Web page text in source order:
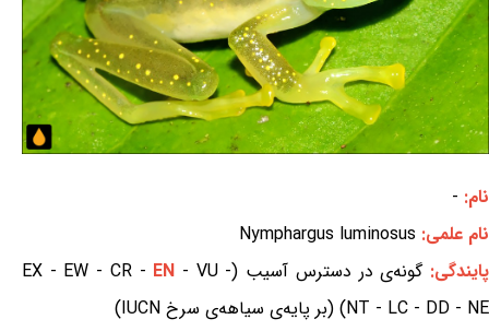
نام: -
نام علمی: Nymphargus luminosus
پایندگی:گونه‌ی در دسترس آسیب (EX - EW - CR - EN - VU -
NT - LC - DD - NE) (بر پایه‌ی سیاهه‌ی سرخ IUCN)